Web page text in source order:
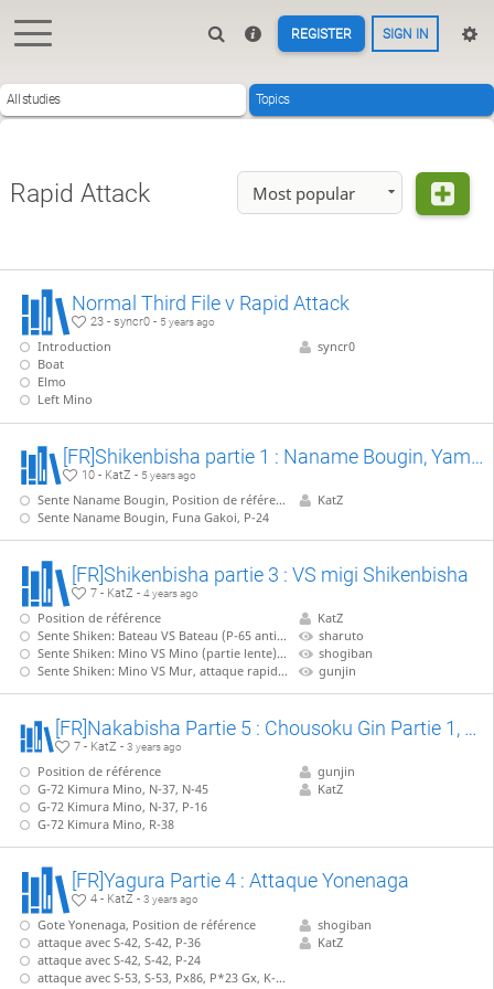
REGISTER SIGN IN
All studies Topics
Rapid Attack Most popular
Normal Third File v Rapid Attack
23 - syncr0 - 5 years ago
Introduction
Boat
Elmo
Left Mino
syncr0
[FR]Shikenbisha partie 1 : Naname Bougin, Yamada Joseki
10 - KatZ - 5 years ago
Sente Naname Bougin, Position de référence
Sente Naname Bougin, Funa Gakoi, P-24
KatZ
[FR]Shikenbisha partie 3 : VS migi Shikenbisha
7 - KatZ -4 years ago
Position de référence
Sente Shiken: Bateau VS Bateau (P-65 anticipé)
Sente Shiken: Mino VS Mino (partie lente), B-77
Sente Shiken: Mino VS Mur, attaque rapide, sans B-77
KatZ
sharuto
shogiban
gunjin
[FR]Nakabisha Partie 5 : Chousoku Gin Partie 1, variantes sans Anaguma
7 - KatZ - 3 years ago
Position de référence
G-72 Kimura Mino, N-37, N-45
G-72 Kimura Mino, N-37, P-16
G-72 Kimura Mino, R-38
gunjin
KatZ
[FR]Yagura Partie 4 : Attaque Yonenaga
4 - KatZ -3 years ago
Gote Yonenaga, Position de référence
attaque avec S-42, S-42, P-36
attaque avec S-42, S-42, P-24
attaque avec S-53, S-53, Px86, P*23 Gx, K-32
shogiban
KatZ